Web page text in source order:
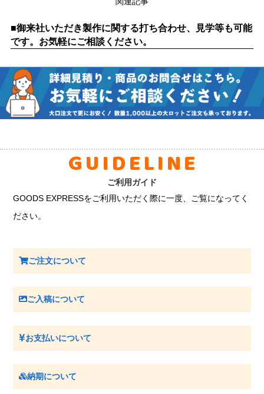
■御来社いただき製作に関する打ち合わせ、見学等も可能
です。お気軽にご相談ください。
GUIDELINE
ご利用ガイド
GOODS EXPRESSをご利用いただく際に一度、ご覧になってく
ださい。
ご注文について
ご入稿について
お支払いについて
納期について